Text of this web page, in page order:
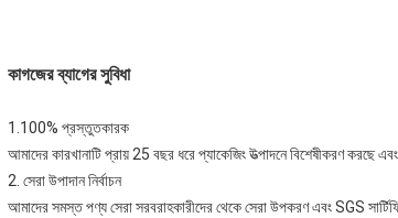
কাগজের ব্যাগের সুবিধা
1.100% প্রস্তুতকারক
আমাদের কারখানাটি প্রায় 25 বছর ধরে প্যাকেজিং উত্পাদনে বিশেষীকরণ করছে
2. সেরা উপাদান নির্বাচন
আমাদের সমস্ত পণ্য সেরা সরবরাহকারীদের থেকে সেরা উপকরণ এবং SGS